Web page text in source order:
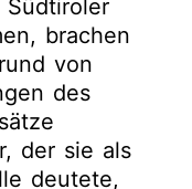
brachen
von
des
der sie als
deutete,